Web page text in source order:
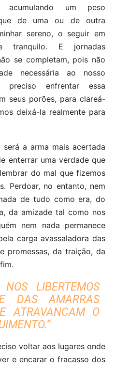
acumulando um peso
de uma ou de outra
sereno, o seguir em
tranquilo. E jornadas
se completam, pois não
necessária ao nosso
preciso enfrentar essa
seus porões, para clareá-
deixá-la realmente para
será a arma mais acertada
enterrar uma verdade que
do mal que fizemos
Perdoar, no entanto, nem
de tudo como era, do
da amizade tal como nos
nem nada permanece
carga avassaladora das
promessas, da traição, da
LIBERTEMOS
DAS AMARRAS
ATRAVANCAM O
voltar aos lugares onde
e encarar o fracasso dos